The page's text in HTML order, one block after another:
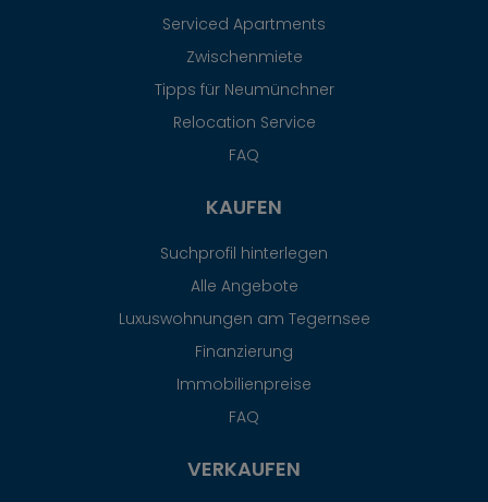
Serviced Apartments
Zwischenmiete
Tipps für Neumünchner
Relocation Service
FAQ
KAUFEN
Suchprofil hinterlegen
Alle Angebote
Luxuswohnungen am Tegernsee
Finanzierung
Immobilienpreise
FAQ
VERKAUFEN